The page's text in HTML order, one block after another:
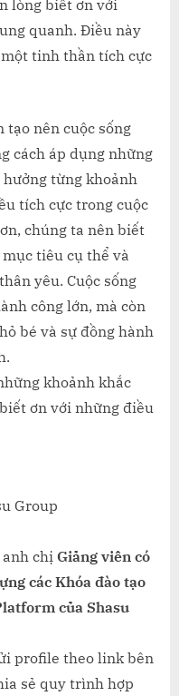
lòng biết ơn với
quanh. Điều này
tinh thần tích cực
tạo nên cuộc sống
cách áp dụng những
từng khoảnh
tích cực trong cuộc
chúng ta nên biết
tiêu cụ thể và
yêu. Cuộc sống
công lớn, mà còn
bé và sự đồng hành
khoảnh khắc
ơn với những điều
Group
anh chị Giảng viên có
các Khóa đào tạo
của Shasu
profile theo link bên
sẻ quy trình hợp